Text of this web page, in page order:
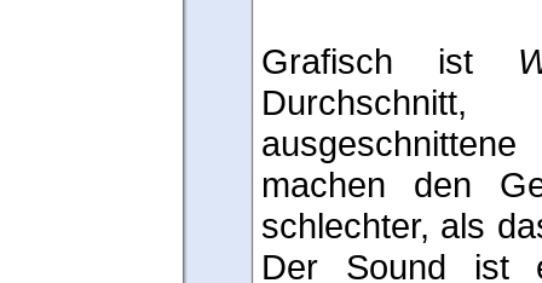
Grafisch ist
Durchschnitt,
machen den
schlechter, als
Der Sound ist